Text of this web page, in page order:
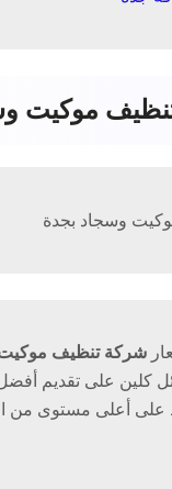
موكيت
شركة تنظيف
كلين على تقديم
على أعلى مستوى من